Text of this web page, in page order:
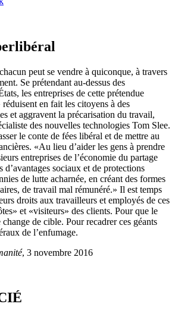
peut se vendre à quiconque, à travers
Se prétendant au-dessus des
les entreprises de cette prétendue
en fait les citoyens à des
et aggravent la précarisation du travail,
des nouvelles technologies Tom Slee.
le conte de fées libéral et de mettre au
«Au lieu d’aider les gens à prendre
entreprises de l’économie du partage
sociaux et de protections
de lutte acharnée, en créant des formes
de travail mal rémunéré.» Il est temps
droits aux travailleurs et employés de ces
et «visiteurs» des clients. Pour que le
de cible. Pour recadrer ces géants
de l’enfumage.
, 3 novembre 2016